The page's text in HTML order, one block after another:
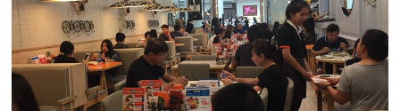
รน
ไชส์,
ศูนย์
รวม
แฟ